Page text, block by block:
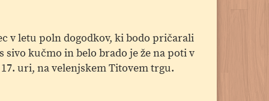
v letu poln dogodkov, ki bodo pričarali
kučmo in belo brado je že na poti v
uri, na velenjskem Titovem trgu.